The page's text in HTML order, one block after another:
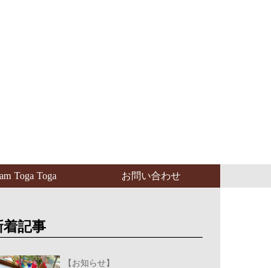
Toga Toga お問い合わせ
着記事
【お知らせ】